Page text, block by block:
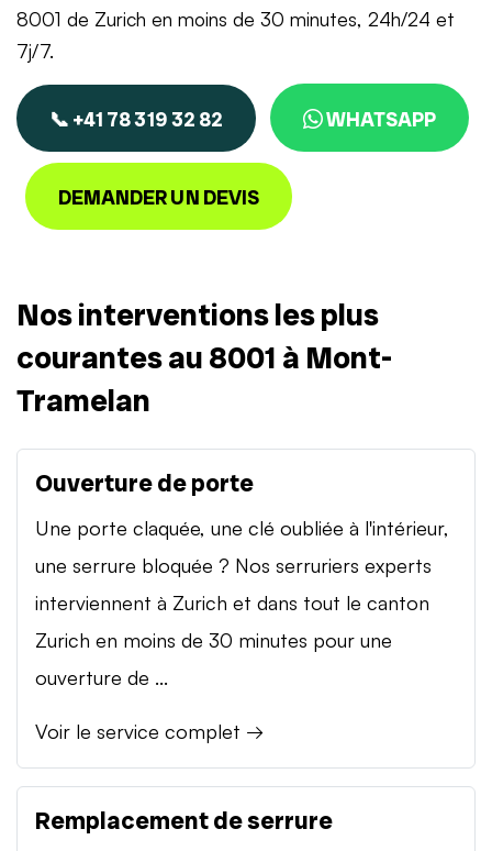
8001 de Zurich en moins de 30 minutes, 24h/24 et
7j/7.
📞 +41 78 319 32 82 WHATSAPP
DEMANDER UN DEVIS
Nos interventions les plus
courantes au 8001 à Mont-
Tramelan
Ouverture de porte
Une porte claquée, une clé oubliée à l'intérieur,
une serrure bloquée ? Nos serruriers experts
interviennent à Zurich et dans tout le canton
Zurich en moins de 30 minutes pour une
ouverture de ...
Voir le service complet →
Remplacement de serrure